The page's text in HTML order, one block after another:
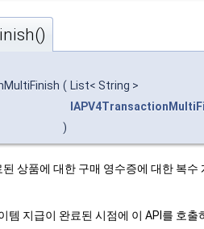
( List< String >
)
상품에 대한 구매 영수증에 대한 복
템 지급이 완료된 시점에 이 API를 호